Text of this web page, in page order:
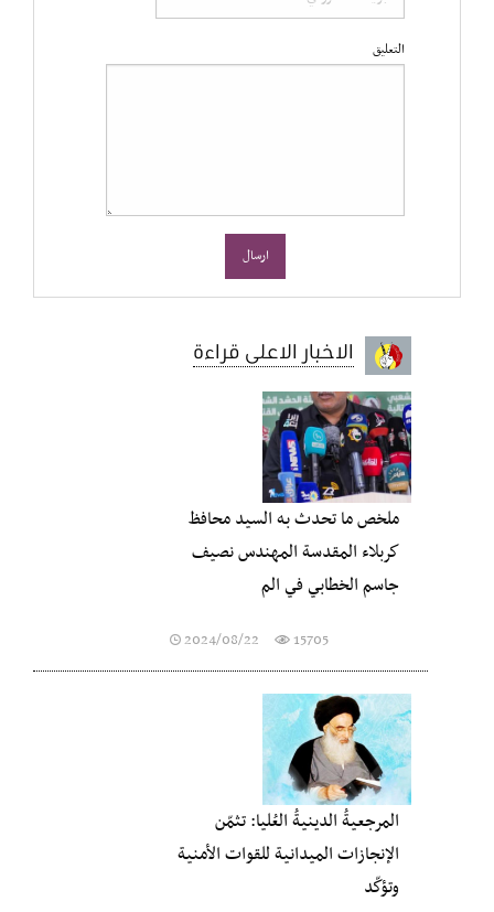
التعليق
الاخبار الاعلى قراءة
ملخص ما تحدث به السيد محافظ
كربلاء المقدسة المهندس نصيف
جاسم الخطابي في الم
2024/08/22 15705
المرجعيةُ الدينيةُ العُليا: تثمّن
الإنجازات الميدانية للقوات الأمنية
وتؤكّد